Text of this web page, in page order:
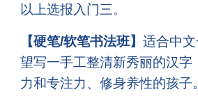
以上选报入门三。
【硬笔/软笔书法班】适合中
望写一手工整清新秀丽的汉字
力和专注力、修身养性的孩子